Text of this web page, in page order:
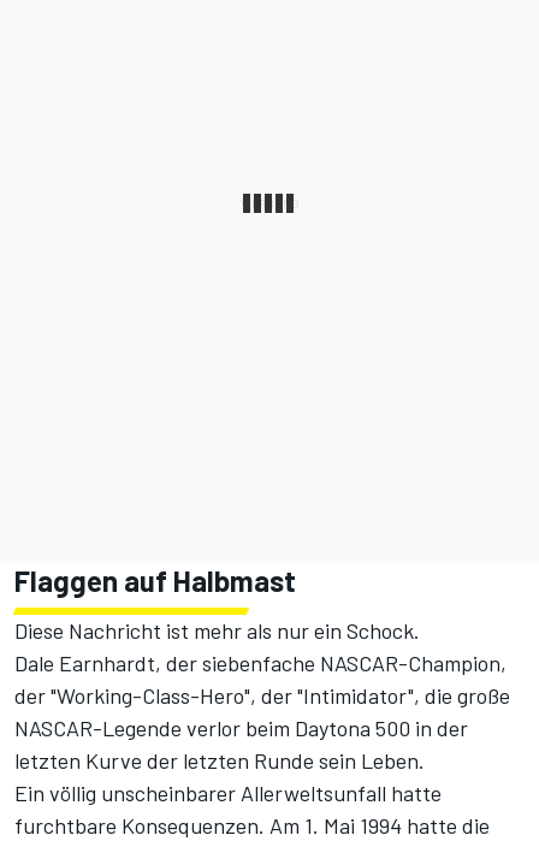
Flaggen auf Halbmast
Diese Nachricht ist mehr als nur ein Schock.
Dale Earnhardt, der siebenfache NASCAR-Champion,
der "Working-Class-Hero", der "Intimidator", die große
NASCAR-Legende verlor beim Daytona 500 in der
letzten Kurve der letzten Runde sein Leben.
Ein völlig unscheinbarer Allerweltsunfall hatte
furchtbare Konsequenzen. Am 1. Mai 1994 hatte die